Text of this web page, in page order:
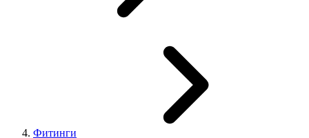
Фитинги